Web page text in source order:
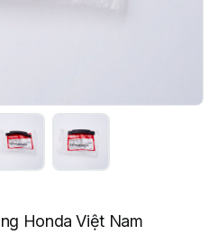
Honda Việt Nam